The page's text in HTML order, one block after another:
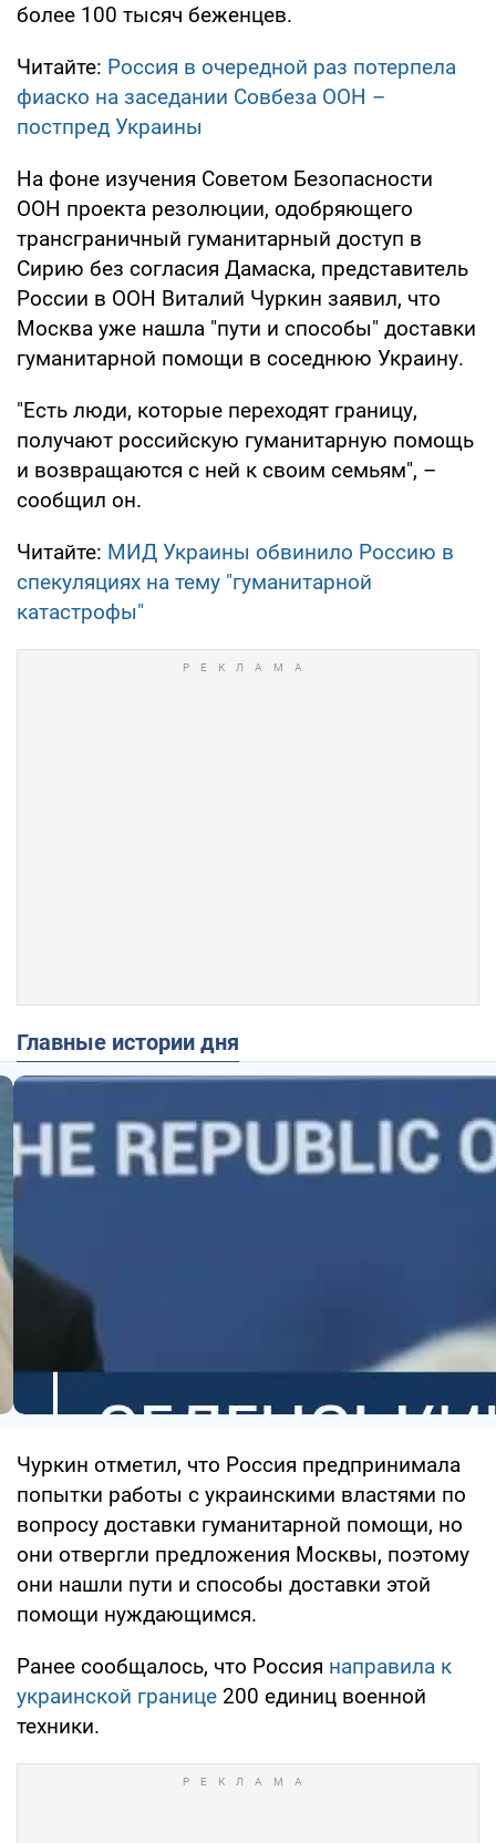
более 100 тысяч беженцев.
Читайте: Россия в очередной раз потерпела
фиаско на заседании Совбеза ООН –
постпред Украины
На фоне изучения Советом Безопасности
ООН проекта резолюции, одобряющего
трансграничный гуманитарный доступ в
Сирию без согласия Дамаска, представитель
России в ООН Виталий Чуркин заявил, что
Москва уже нашла "пути и способы" доставки
гуманитарной помощи в соседнюю Украину.
"Есть люди, которые переходят границу,
получают российскую гуманитарную помощь
и возвращаются с ней к своим семьям", –
сообщил он.
Читайте: МИД Украины обвинило Россию в
спекуляциях на тему "гуманитарной
катастрофы"
Главные истории дня
Чуркин отметил, что Россия предпринимала
попытки работы с украинскими властями по
вопросу доставки гуманитарной помощи, но
они отвергли предложения Москвы, поэтому
они нашли пути и способы доставки этой
помощи нуждающимся.
Ранее сообщалось, что Россия направила к
украинской границе 200 единиц военной
техники.